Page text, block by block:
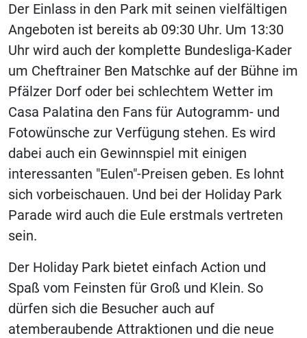
Der Einlass in den Park mit seinen vielfältigen
Angeboten ist bereits ab 09:30 Uhr. Um 13:30
Uhr wird auch der komplette Bundesliga-Kader
um Cheftrainer Ben Matschke auf der Bühne im
Pfälzer Dorf oder bei schlechtem Wetter im
Casa Palatina den Fans für Autogramm- und
Fotowünsche zur Verfügung stehen. Es wird
dabei auch ein Gewinnspiel mit einigen
interessanten "Eulen"-Preisen geben. Es lohnt
sich vorbeischauen. Und bei der Holiday Park
Parade wird auch die Eule erstmals vertreten
sein.
Der Holiday Park bietet einfach Action und
Spaß vom Feinsten für Groß und Klein. So
dürfen sich die Besucher auch auf
atemberaubende Attraktionen und die neue